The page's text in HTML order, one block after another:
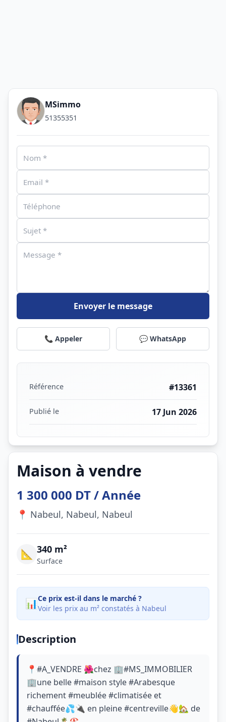
Maison à vendre
1 300 000 DT / Année
📍 Nabeul, Nabeul, Nabeul
📐 340 m²
Surface
📊Ce prix est-il dans le marché ?
Voir les prix au m² constatés à Nabeul
Description
📍#A_VENDRE 🌺chez 🏢#MS_IMMOBILIER
🏢une belle #maison style #Arabesque
richement #meublée #climatisée et
#chauffée💦🔌 en pleine #centreville👋🏡 de
MSimmo
51355351
Envoyer le message
📞 Appeler 💬 WhatsApp
Référence #13361
Publié le 17 Jun 2026